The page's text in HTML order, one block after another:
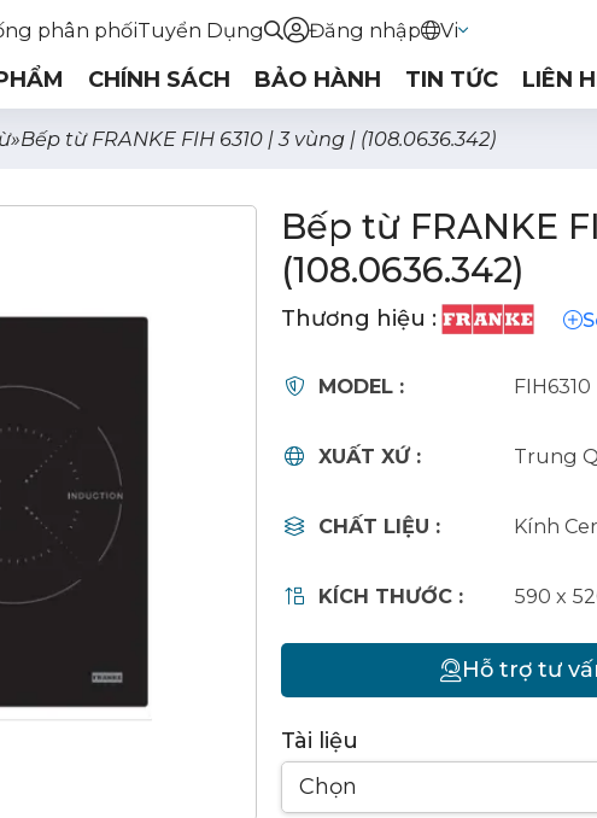
phân phốiTuyển Dụng Đăng nhập Vi
CHÍNH SÁCH BẢO HÀNH TIN TỨC LIÊN
»Bếp từ FRANKE FIH 6310 | 3 vùng | (108.0636.342)
Bếp từ FRANKE
(108.0636.342)
Thương hiệu :
MODEL : FIH6310
XUẤT XỨ : Trung
CHẤT LIỆU : Kính
KÍCH THƯỚC : 590 x
Hỗ trợ tư
Tài liệu
Chọn